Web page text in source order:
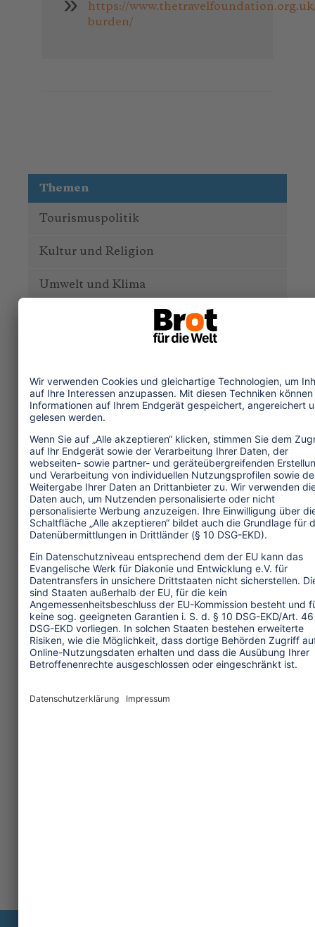
https://
burden/
Themen
Tourismuspolitik
Kultur und Religion
Umwelt und Klima
Unternehmensverantwortung
Service und Tipps
One Planet Guide für faires
Reisen
Initiative